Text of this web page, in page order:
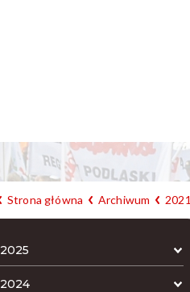
Strona główna Archiwum 2021
2025
2024